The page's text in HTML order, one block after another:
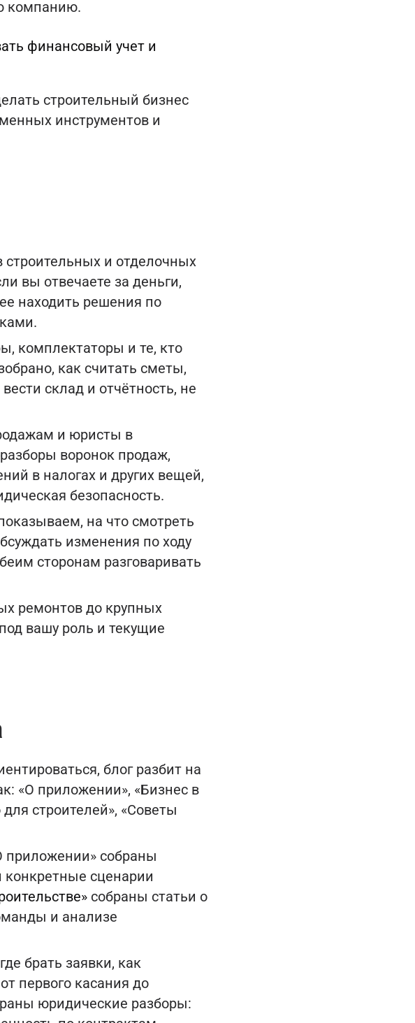
компанию.
финансовый учет и
строительный бизнес
инструментов и
строительных и отделочных
вы отвечаете за деньги,
находить решения по
комплектаторы и те, кто
как считать сметы,
склад и отчётность, не
и юристы в
воронок продаж,
в налогах и других вещей,
безопасность.
на что смотреть
изменения по ходу
сторонам разговаривать
ремонтов до крупных
вашу роль и текущие
блог разбит на
«О приложении», «Бизнес в
строителей», «Советы
приложении» собраны
сценарии
собраны статьи о
и анализе
брать заявки, как
первого касания до
юридические разборы: